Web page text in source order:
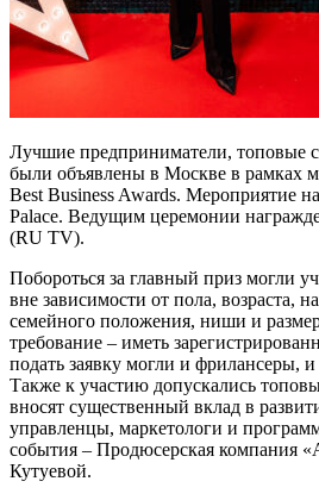
Лучшие предприниматели, топовые
были объявлены в Москве в рамках
Best Business Awards. Мероприятие
Palace. Ведущим церемонии
(RU TV).
Побороться за главный приз могли
вне зависимости от пола, возраста,
семейного положения, ниши и
требование – иметь
подать заявку могли и фрилансеры,
Также к участию допускались
вносят существенный вклад в
управленцы, маркетологи и
события – Продюсерская компания
Кутуевой.